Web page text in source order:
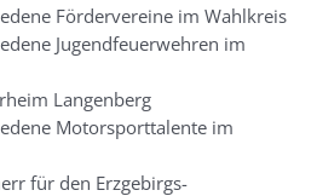
Fördervereine im Wahlkreis
Jugendfeuerwehren im
Langenberg
Motorsporttalente im
für den Erzgebirgs-